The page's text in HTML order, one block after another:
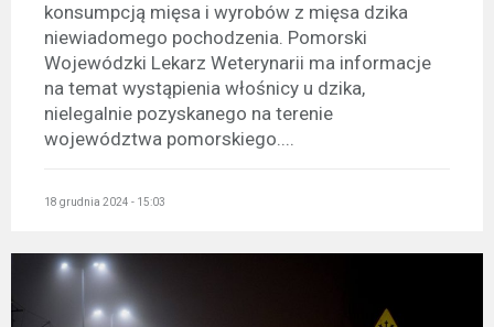
konsumpcją mięsa i wyrobów z mięsa dzika
niewiadomego pochodzenia. Pomorski
Wojewódzki Lekarz Weterynarii ma informacje
na temat wystąpienia włośnicy u dzika,
nielegalnie pozyskanego na terenie
województwa pomorskiego....
18 grudnia 2024 - 15:03